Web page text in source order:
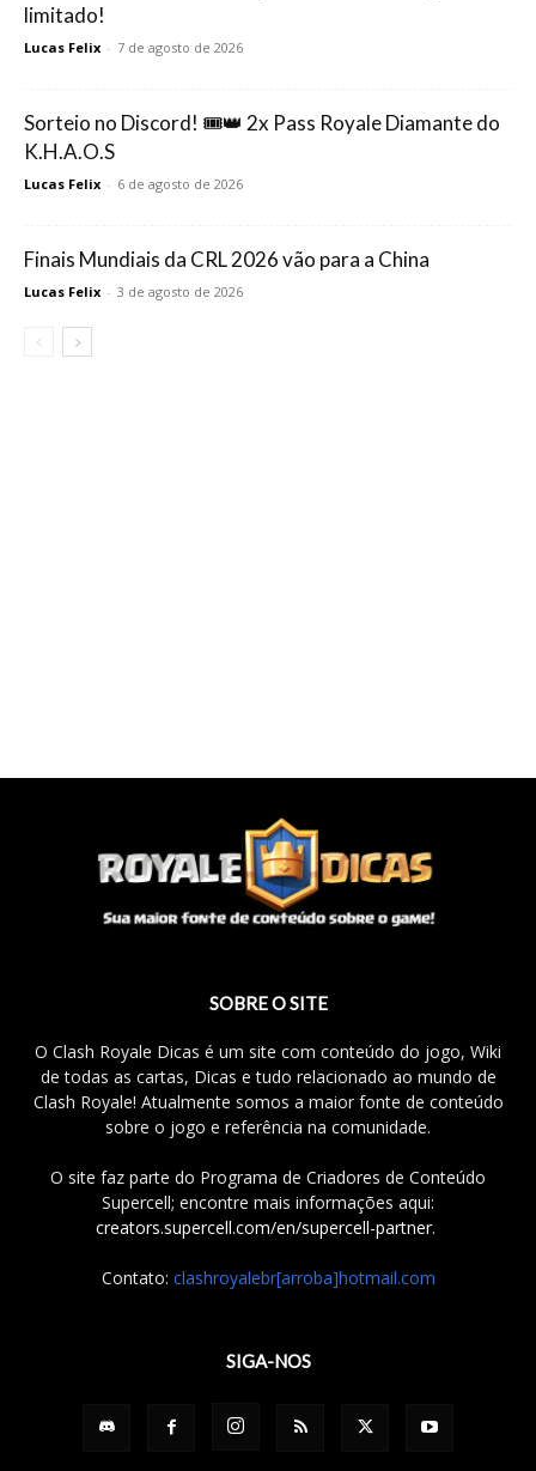
limitado!
Lucas Felix - 7 de agosto de 2026
Sorteio no Discord! 🎟️👑 2x Pass Royale Diamante do
K.H.A.O.S
Lucas Felix - 6 de agosto de 2026
Finais Mundiais da CRL 2026 vão para a China
Lucas Felix - 3 de agosto de 2026
SOBRE O SITE
O Clash Royale Dicas é um site com conteúdo do jogo, Wiki
de todas as cartas, Dicas e tudo relacionado ao mundo de
Clash Royale! Atualmente somos a maior fonte de conteúdo
sobre o jogo e referência na comunidade.
O site faz parte do Programa de Criadores de Conteúdo
Supercell; encontre mais informações aqui:
creators.supercell.com/en/supercell-partner.
Contato: clashroyalebr[arroba]hotmail.com
SIGA-NOS